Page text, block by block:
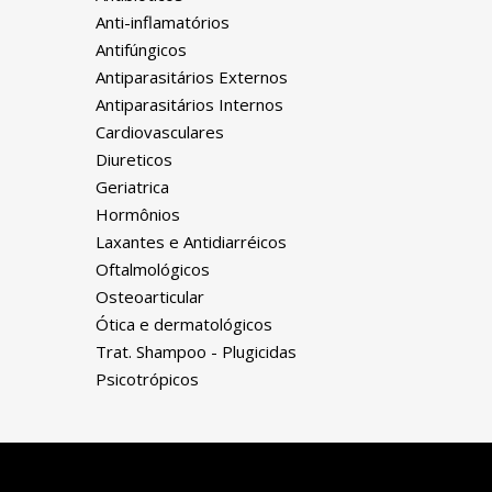
Anti-inflamatórios
Antifúngicos
Antiparasitários Externos
Antiparasitários Internos
Cardiovasculares
Diureticos
Geriatrica
Hormônios
Laxantes e Antidiarréicos
Oftalmológicos
Osteoarticular
Ótica e dermatológicos
Trat. Shampoo - Plugicidas
Psicotrópicos